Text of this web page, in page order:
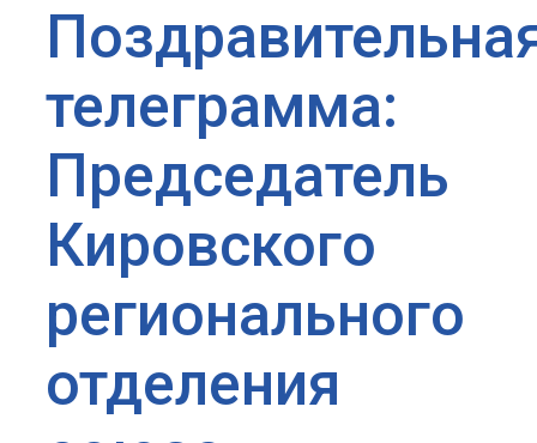
телеграмма:
Председатель
Кировского
регионального
отделения